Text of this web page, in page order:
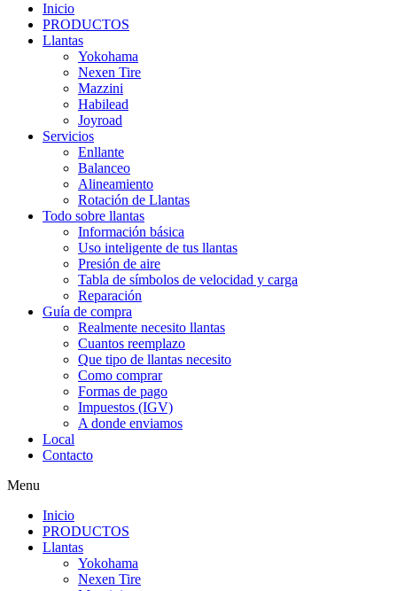
Inicio
PRODUCTOS
Llantas
Yokohama
Nexen Tire
Mazzini
Habilead
Joyroad
Servicios
Enllante
Balanceo
Alineamiento
Rotación de Llantas
Todo sobre llantas
Información básica
Uso inteligente de tus llantas
Presión de aire
Tabla de símbolos de velocidad y carga
Reparación
Guía de compra
Realmente necesito llantas
Cuantos reemplazo
Que tipo de llantas necesito
Como comprar
Formas de pago
Impuestos (IGV)
A donde enviamos
Local
Contacto
Menu
Inicio
PRODUCTOS
Llantas
Yokohama
Nexen Tire